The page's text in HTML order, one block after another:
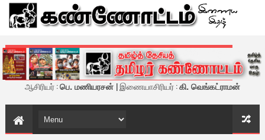
கண்ணோட்டம் - இணைய இதழ்
ஆசிரியர் :பெ. மணியரசன் | இணையாசிரியர் :கி. வெங்கட்ராமன்